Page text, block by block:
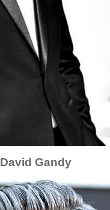
David Gandy